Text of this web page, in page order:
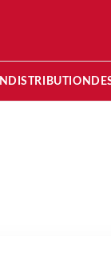
DISTRIBUTION